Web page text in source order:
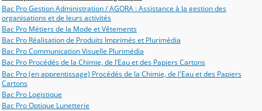
Bac Pro Gestion Administration / AGORA : Assistance à la gestion des
organisations et de leurs activités
Bac Pro Métiers de la Mode et Vêtements
Bac Pro Réalisation de Produits Imprimés et Plurimédia
Bac Pro Communication Visuelle Plurimédia
Bac Pro Procédés de la Chimie, de l’Eau et des Papiers Cartons
Bac Pro (en apprentissage) Procédés de la Chimie, de l'Eau et des Papiers
Cartons
Bac Pro Logistique
Bac Pro Optique Lunetterie